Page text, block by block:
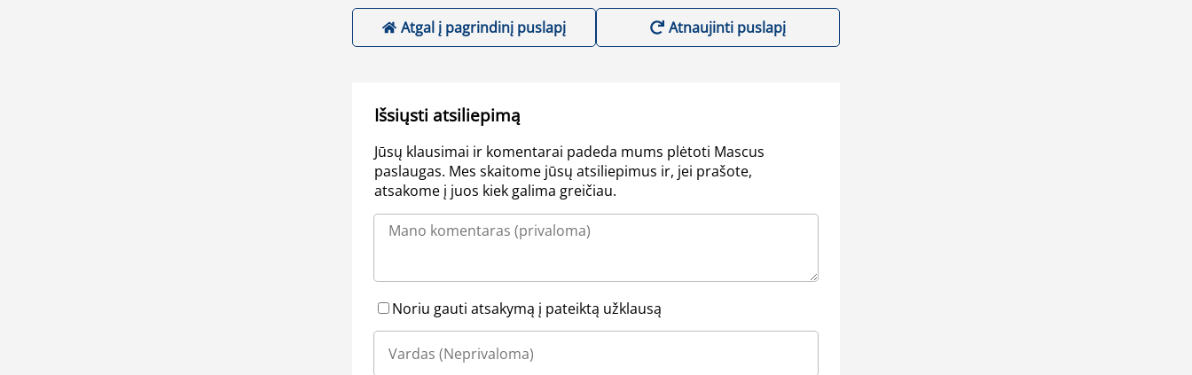
Atgal į pagrindinį puslapį Atnaujinti puslapį
Išsiųsti atsiliepimą
Jūsų klausimai ir komentarai padeda mums plėtoti Mascus
paslaugas. Mes skaitome jūsų atsiliepimus ir, jei prašote,
atsakome į juos kiek galima greičiau.
Noriu gauti atsakymą į pateiktą užklausą